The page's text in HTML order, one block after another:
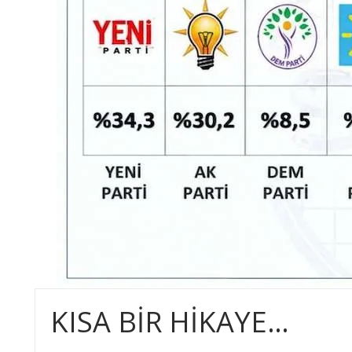
KISA BİR HİKAYE…